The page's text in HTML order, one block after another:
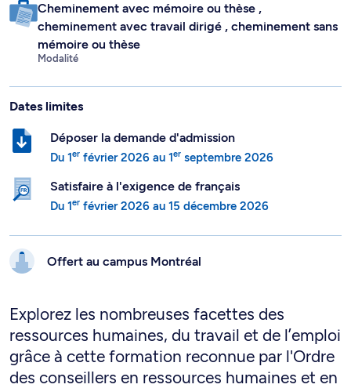
Cheminement avec mémoire ou thèse ,
cheminement avec travail dirigé , cheminement sans
mémoire ou thèse
Modalité
Dates limites
Déposer la demande d'admission
Du 1er février 2026 au 1er septembre 2026
Satisfaire à l'exigence de français
Du 1er février 2026 au 15 décembre 2026
Offert au campus Montréal
Explorez les nombreuses facettes des
ressources humaines, du travail et de l’emploi
grâce à cette formation reconnue par l'Ordre
des conseillers en ressources humaines et en